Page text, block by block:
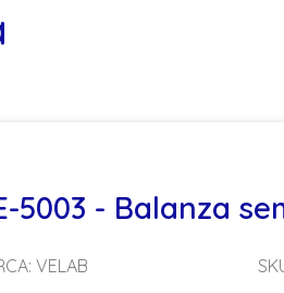
5003 - Balanza
VELAB